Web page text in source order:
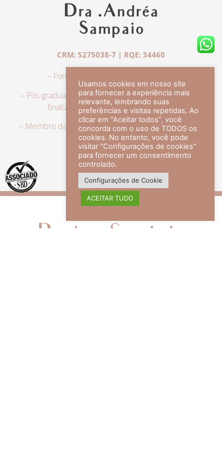
Dra .Andréa
Sampaio
CRM: 5275038-7 | RQE: 34460
– Formação em Medicina pela UFRJ.
– Pós-graduação em Dermatologia pela UFRJ, tendo
finalizado a especialização em 2007.
– Membro da Sociedade Brasileira de Dermatologia,
com título de especialista.
veja mais +
Redes Sociais
Usamos cookies em nosso site
para fornecer a experiência mais
relevante, lembrando suas
preferências e visitas repetidas. Ao
clicar em “Aceitar todos”, você
concorda com o uso de TODOS os
cookies. No entanto, você pode
visitar "Configurações de cookies"
para fornecer um consentimento
controlado.
Configurações de Cookie
ACEITAR TUDO